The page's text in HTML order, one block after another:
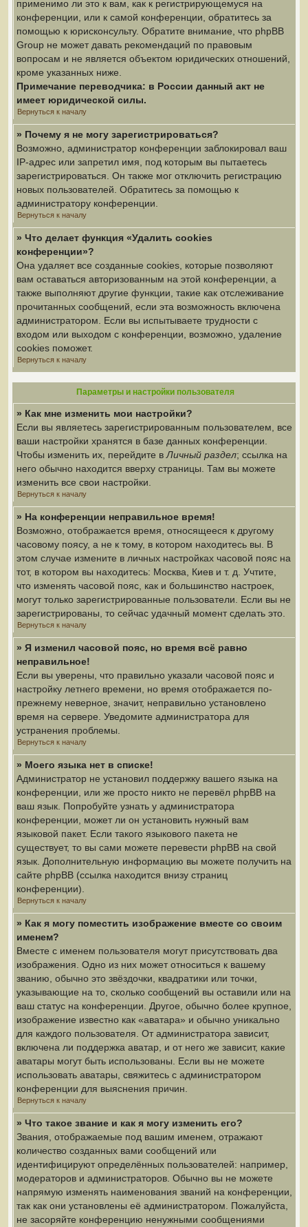
применимо ли это к вам, как к регистрирующемуся на
конференции, или к самой конференции, обратитесь за
помощью к юрисконсульту. Обратите внимание, что phpBB
Group не может давать рекомендаций по правовым
вопросам и не является объектом юридических отношений,
кроме указанных ниже.
Примечание переводчика: в России данный акт не
имеет юридической силы.
Вернуться к началу
» Почему я не могу зарегистрироваться?
Возможно, администратор конференции заблокировал ваш
IP-адрес или запретил имя, под которым вы пытаетесь
зарегистрироваться. Он также мог отключить регистрацию
новых пользователей. Обратитесь за помощью к
администратору конференции.
Вернуться к началу
» Что делает функция «Удалить cookies
конференции»?
Она удаляет все созданные cookies, которые позволяют
вам оставаться авторизованным на этой конференции, а
также выполняют другие функции, такие как отслеживание
прочитанных сообщений, если эта возможность включена
администратором. Если вы испытываете трудности с
входом или выходом с конференции, возможно, удаление
cookies поможет.
Вернуться к началу
Параметры и настройки пользователя
» Как мне изменить мои настройки?
Если вы являетесь зарегистрированным пользователем, все
ваши настройки хранятся в базе данных конференции.
Чтобы изменить их, перейдите в Личный раздел; ссылка на
него обычно находится вверху страницы. Там вы можете
изменить все свои настройки.
Вернуться к началу
» На конференции неправильное время!
Возможно, отображается время, относящееся к другому
часовому поясу, а не к тому, в котором находитесь вы. В
этом случае измените в личных настройках часовой пояс на
тот, в котором вы находитесь: Москва, Киев и т. д. Учтите,
что изменять часовой пояс, как и большинство настроек,
могут только зарегистрированные пользователи. Если вы не
зарегистрированы, то сейчас удачный момент сделать это.
Вернуться к началу
» Я изменил часовой пояс, но время всё равно
неправильное!
Если вы уверены, что правильно указали часовой пояс и
настройку летнего времени, но время отображается по-
прежнему неверное, значит, неправильно установлено
время на сервере. Уведомите администратора для
устранения проблемы.
Вернуться к началу
» Моего языка нет в списке!
Администратор не установил поддержку вашего языка на
конференции, или же просто никто не перевёл phpBB на
ваш язык. Попробуйте узнать у администратора
конференции, может ли он установить нужный вам
языковой пакет. Если такого языкового пакета не
существует, то вы сами можете перевести phpBB на свой
язык. Дополнительную информацию вы можете получить на
сайте phpBB (ссылка находится внизу страниц
конференции).
Вернуться к началу
» Как я могу поместить изображение вместе со своим
именем?
Вместе с именем пользователя могут присутствовать два
изображения. Одно из них может относиться к вашему
званию, обычно это звёздочки, квадратики или точки,
указывающие на то, сколько сообщений вы оставили или на
ваш статус на конференции. Другое, обычно более крупное,
изображение известно как «аватара» и обычно уникально
для каждого пользователя. От администратора зависит,
включена ли поддержка аватар, и от него же зависит, какие
аватары могут быть использованы. Если вы не можете
использовать аватары, свяжитесь с администратором
конференции для выяснения причин.
Вернуться к началу
» Что такое звание и как я могу изменить его?
Звания, отображаемые под вашим именем, отражают
количество созданных вами сообщений или
идентифицируют определённых пользователей: например,
модераторов и администраторов. Обычно вы не можете
напрямую изменять наименования званий на конференции,
так как они установлены её администратором. Пожалуйста,
не засоряйте конференцию ненужными сообщениями